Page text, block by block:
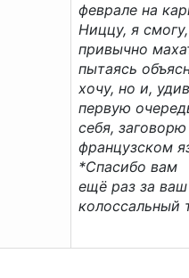
феврале на
Ниццу, я
привычно
пытаясь
хочу, но и,
первую
себя, заговорю
французском
*Спасибо вам
ещё раз за ваш
колоссальный